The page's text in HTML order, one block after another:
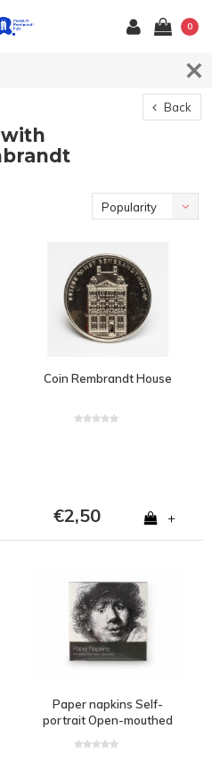
0
Back
Popularity
Coin Rembrandt House
€2,50 +
Paper napkins Self-
portrait Open-mouthed